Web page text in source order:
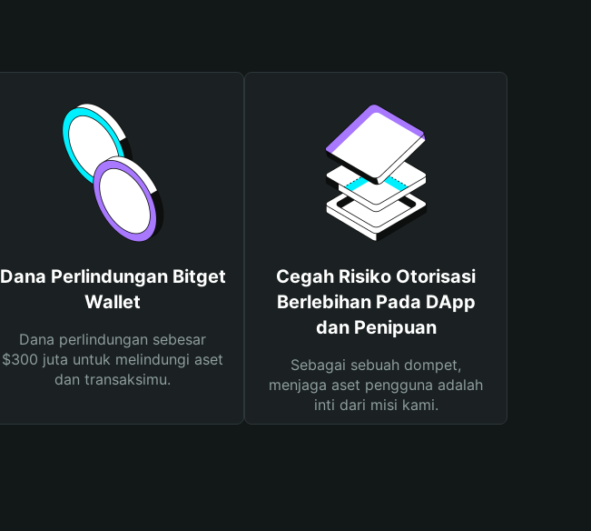
Dana Perlindungan Bitget
Wallet
Dana perlindungan sebesar
$300 juta untuk melindungi aset
dan transaksimu.
Cegah Risiko Otorisasi
Berlebihan Pada DApp
dan Penipuan
Sebagai sebuah dompet,
menjaga aset pengguna adalah
inti dari misi kami.